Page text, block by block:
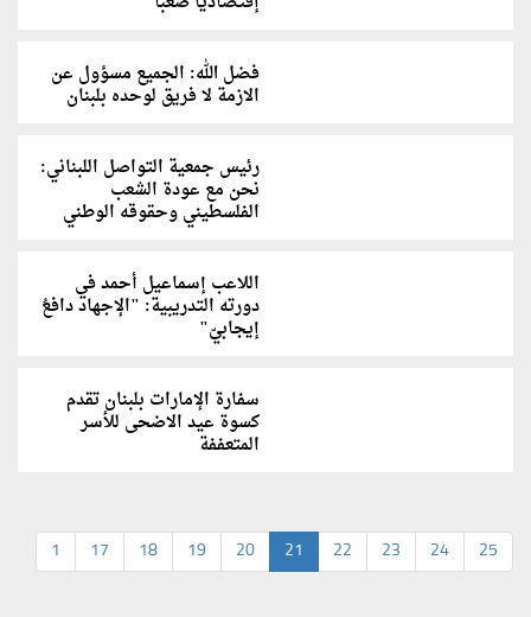
فضل الله: الجميع مسؤول عن
الازمة لا فريق لوحده بلبنان
رئيس جمعية التواصل اللبناني:
نحن مع عودة الشعب
الفلسطيني وحقوقه الوطني
اللاعب إسماعيل أحمد في
دورته التدريبية: "الإجهاد دافعُ
إيجابيّ"
سفارة الإمارات بلبنان تقدم
كسوة عيد الاضحى للأسر
المتعففة
1 17 18 19 20 21 22 23 24 25